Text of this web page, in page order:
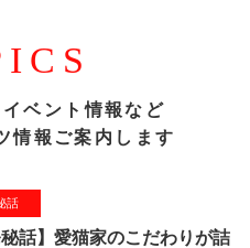
ベント情報など
情報ご案内します
話
話】愛猫家のこだわりが詰